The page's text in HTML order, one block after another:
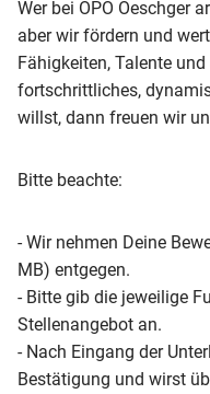
Wer bei OPO Oeschger
aber wir fördern und
Fähigkeiten, Talente
fortschrittliches,
willst, dann freuen wir
Bitte beachte:
- Wir nehmen Deine
MB) entgegen.
- Bitte gib die jeweilige
Stellenangebot an.
- Nach Eingang der
Bestätigung und wirst